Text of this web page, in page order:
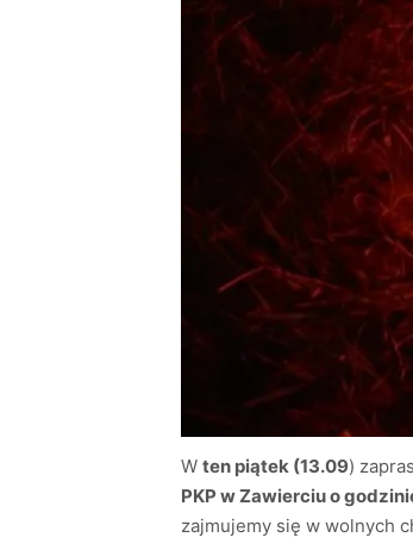
W ten piątek (13.09)
PKP w Zawierciu o
zajmujemy się w wolnych